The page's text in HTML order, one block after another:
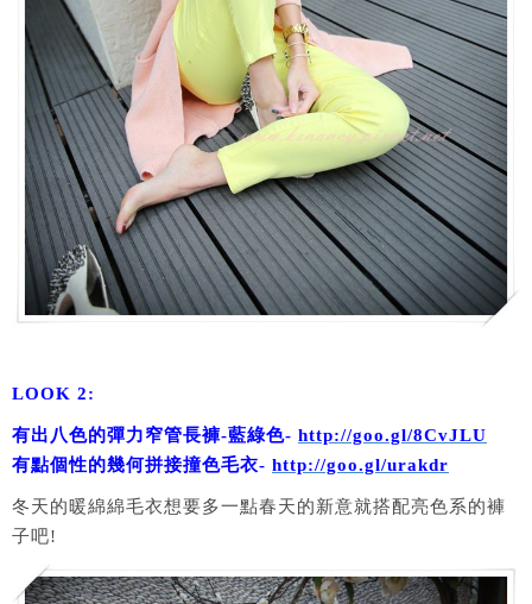
LOOK 2:
有出八色的彈力窄管長褲-藍綠色- http://goo.gl/8CvJLU
有點個性的幾何拼接撞色毛衣- http://goo.gl/urakdr
冬天的暖綿綿毛衣想要多一點春天的新意就搭配亮色系的褲
子吧!